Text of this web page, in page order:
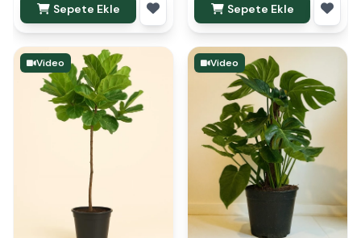
Sepete Ekle Sepete Ekle
Video Video